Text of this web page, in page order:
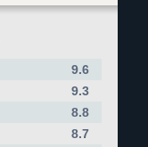
9.6
9.3
8.8
8.7